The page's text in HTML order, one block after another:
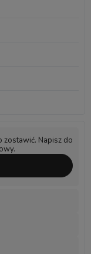
zostawić. Napisz do